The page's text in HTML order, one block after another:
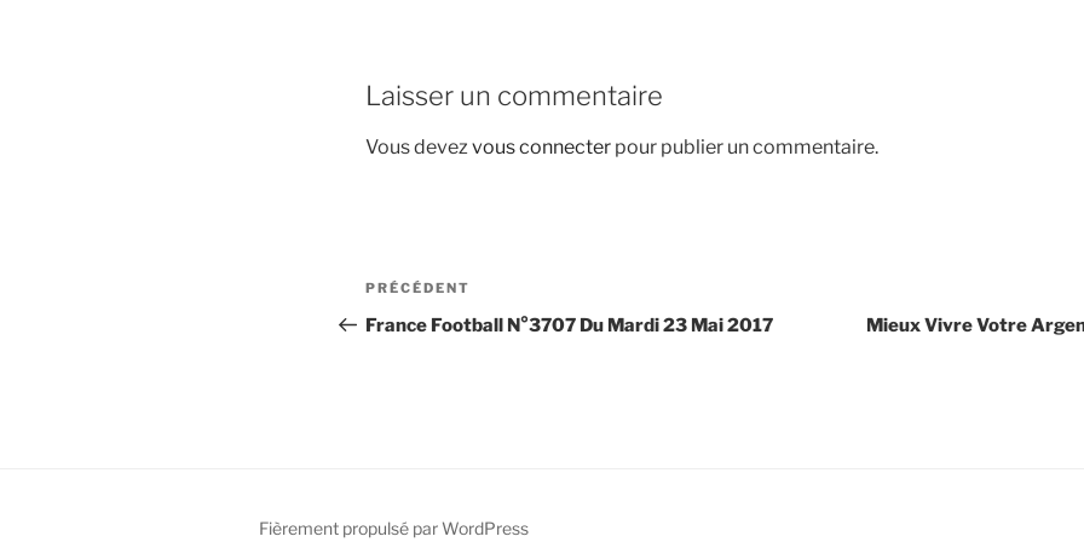
Laisser un commentaire
Vous devezvous connecter pour publier un commentaire.
Navigation
de
Article
précédent
PRÉCÉDENT
France Football N°3707 Du Mardi 23 Mai 2017 Mieux Vivre Votre
Fièrement propulsé par WordPress